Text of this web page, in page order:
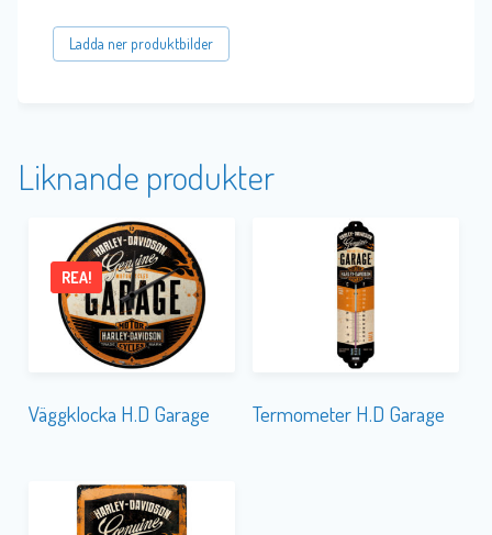
Ladda ner produktbilder
Liknande produkter
Väggklocka H.D Garage
REA!
Termometer H.D Garage